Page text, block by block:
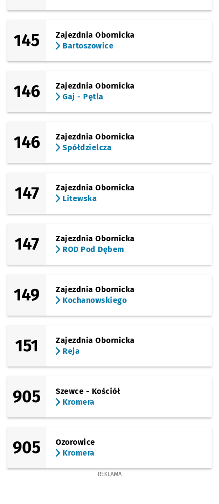
145
Zajezdnia Obornicka
Bartoszowice
146
Zajezdnia Obornicka
Gaj - Pętla
146
Zajezdnia Obornicka
Spółdzielcza
147
Zajezdnia Obornicka
Litewska
147
Zajezdnia Obornicka
ROD Pod Dębem
149
Zajezdnia Obornicka
Kochanowskiego
151
Zajezdnia Obornicka
Reja
905
Szewce - Kościół
Kromera
905
Ozorowice
Kromera
REKLAMA